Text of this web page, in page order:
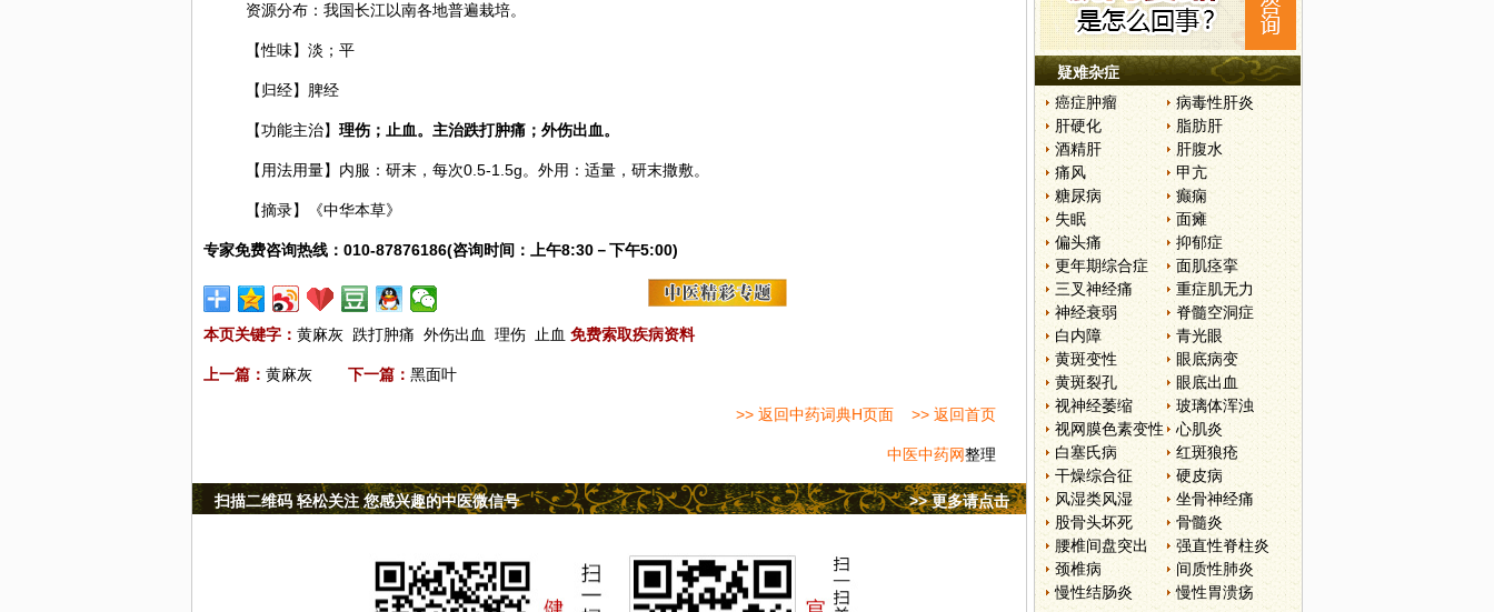
资源分布：我国长江以南各地普遍栽培。
【性味】淡；平
【归经】脾经
【功能主治】 理伤；止血。主治跌打肿痛；外伤出血。
【用法用量】内服：研末，每次0.5-1.5g。外用：适量，研末撒敷。
【摘录】《中华本草》
专家免费咨询热线：010-87876186(咨询时间：上午8:30－下午5:00)
本页关键字： 黄麻灰 跌打肿痛 外伤出血 理伤 止血 免费索取疾病资料
上一篇： 黄麻灰 下一篇： 黑面叶
>> 返回中药词典H页面 >> 返回首页
中医中药网整理
>> 更多请点击
扫描二维码 轻松关注 您感兴趣的中医微信号
疑难杂症
癌症肿瘤
病毒性肝炎
肝硬化
脂肪肝
酒精肝
肝腹水
痛风
甲亢
糖尿病
癫痫
失眠
面瘫
偏头痛
抑郁症
更年期综合症
面肌痉挛
三叉神经痛
重症肌无力
神经衰弱
脊髓空洞症
白内障
青光眼
黄斑变性
眼底病变
黄斑裂孔
眼底出血
视神经萎缩
玻璃体浑浊
视网膜色素变性
心肌炎
白塞氏病
红斑狼疮
干燥综合征
硬皮病
风湿类风湿
坐骨神经痛
股骨头坏死
骨髓炎
腰椎间盘突出
强直性脊柱炎
颈椎病
间质性肺炎
慢性结肠炎
慢性胃溃疡